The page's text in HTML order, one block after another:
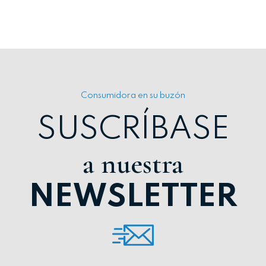
Consumidora en su buzón
SUSCRÍBASE
a nuestra
NEWSLETTER